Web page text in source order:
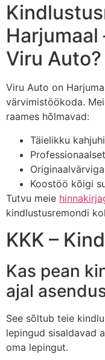
Viru Auto?
Viru Auto on
värvimistöökoda.
raames hõlmavad:
Täielikku
Koostöö kõigi
Tutvu meie
kindlustusremondi
KKK –
Kas pean
ajal
See sõltub teie
lepingud sisaldavad
oma lepingut.